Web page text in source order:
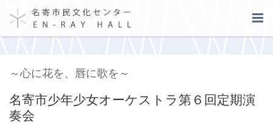
～心に花を、唇に歌を～
名寄市少年少女オーケストラ第６回定期演
奏会